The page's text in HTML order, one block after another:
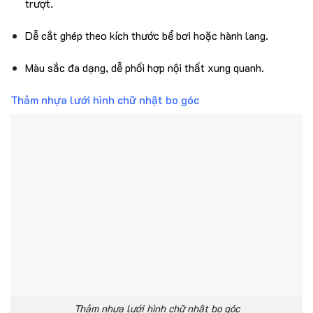
trượt.
Dễ cắt ghép theo kích thước bể bơi hoặc hành lang.
Màu sắc đa dạng, dễ phối hợp nội thất xung quanh.
Thảm nhựa lưới hình chữ nhật bo góc
Thảm nhựa lưới hình chữ nhật bo góc